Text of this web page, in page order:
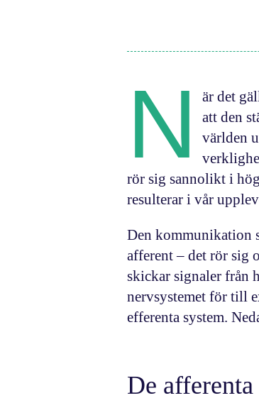
N
är det
att den
världen
rör sig sannolikt i
resulterar i vår
Den kommunikation
afferent– det rör sig
skickar signaler från
nervsystemet för till
efferenta system.
De afferenta